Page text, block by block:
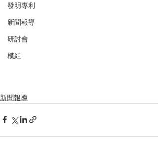
發明專利
新聞報導
研討會
模組
新聞報導